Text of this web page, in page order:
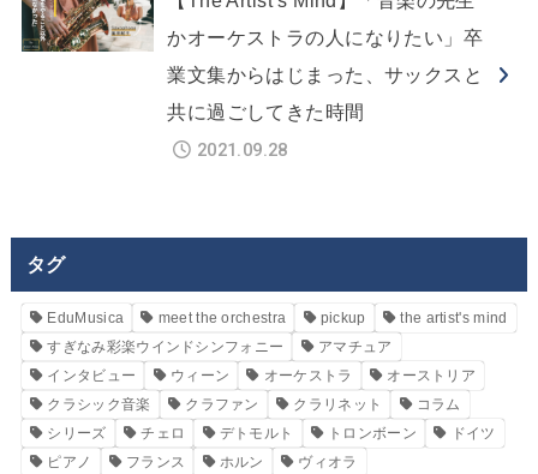
かオーケストラの人になりたい」卒
業文集からはじまった、サックスと
共に過ごしてきた時間
2021.09.28
タグ
EduMusica meet the orchestra pickup
the artist's mind
すぎなみ彩楽ウインドシンフォニー
アマチュア
インタビュー
ウィーン オーケストラ
オーストリア
クラシック音楽
クラファン クラリネット
コラム
シリーズ
チェロ デトモルト トロンボーン
ドイツ
ピアノ
フランス ホルン ヴィオラ